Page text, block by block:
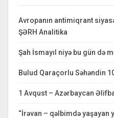
Avropanın antimiqrant
ŞƏRH Analitika
Şah İsmayıl niyə bu gün də
Bulud Qaraçorlu Səhəndin
1 Avqust – Azərbaycan
“İrəvan – qəlbimdə yaşayan